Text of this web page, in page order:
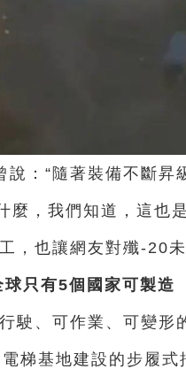
： “隨著裝備不斷昇
麼，我們知道， 這也
， 也讓網友對殲-20
球只有5個國家可製造
駛、可作業、可變形
梯基地建設的 步履式